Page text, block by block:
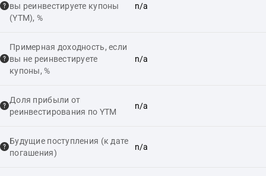
вы реинвестируете купоны
(YTM), %
n/a
Примерная доходность, если
вы не реинвестируете
купоны, %
n/a
Доля прибыли от
реинвестирования по YTM
n/a
Будущие поступления (к дате
погашения)
n/a